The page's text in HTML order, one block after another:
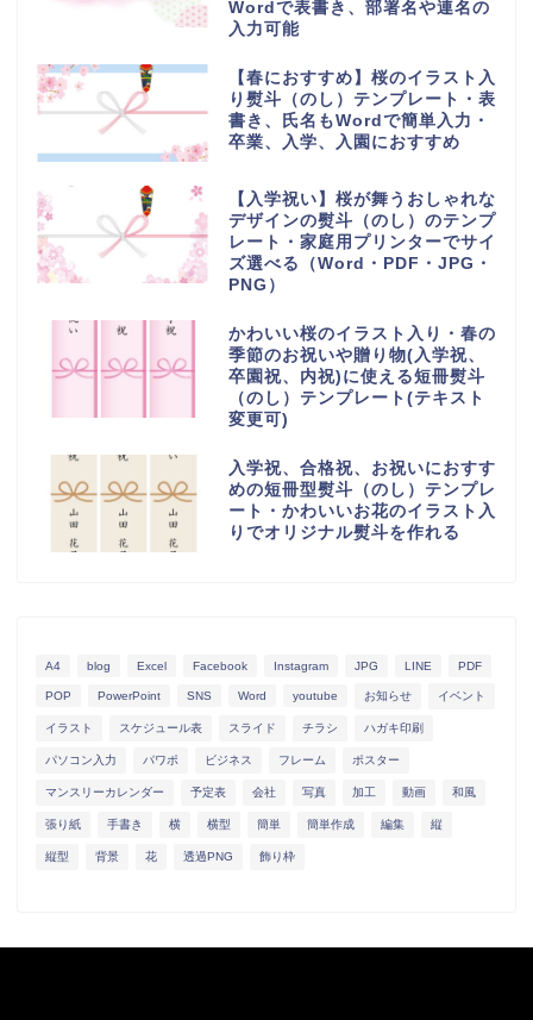
Wordで表書き、部署名や連名の
入力可能
【春におすすめ】桜のイラスト入
り熨斗（のし）テンプレート・表
書き、氏名もWordで簡単入力・
卒業、入学、入園におすすめ
【入学祝い】桜が舞うおしゃれな
デザインの熨斗（のし）のテンプ
レート・家庭用プリンターでサイ
ズ選べる（Word・PDF・JPG・
PNG）
かわいい桜のイラスト入り・春の
季節のお祝いや贈り物(入学祝、
卒園祝、内祝)に使える短冊熨斗
（のし）テンプレート(テキスト
変更可)
入学祝、合格祝、お祝いにおすす
めの短冊型熨斗（のし）テンプレ
ート・かわいいお花のイラスト入
りでオリジナル熨斗を作れる
A4 blog Excel Facebook Instagram JPG LINE PDF
POP PowerPoint SNS Word youtube お知らせ イベント
イラスト スケジュール表 スライド チラシ ハガキ印刷
パソコン入力 パワポ ビジネス フレーム ポスター
マンスリーカレンダー 予定表 会社 写真 加工 動画 和風
張り紙 手書き 横 横型 簡単 簡単作成 編集 縦
縦型 背景 花 透過PNG 飾り枠